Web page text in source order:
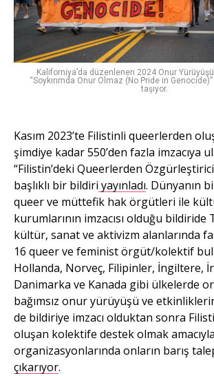
Kaliforniya’da düzenlenen 2024 Onur
“Soykırımda Onur Olmaz (No Pride in
taşıyor.
Kasım 2023’te Filistinli queerlerden
şimdiye kadar 550’den fazla imzacıya
“Filistin’deki Queerlerden
başlıklı bir bildiri yayınladı. Dünyanın
queer ve müttefik hak örgütleri ile
kurumlarının imzacısı olduğu bildiride
kültür, sanat ve aktivizm alanlarında
16 queer ve feminist örgüt/kolektif
Hollanda, Norveç, Filipinler, İngiltere,
Danimarka ve Kanada gibi ülkelerde
bağımsız onur yürüyüşü ve
de bildiriye imzacı olduktan sonra
oluşan kolektife destek olmak
organizasyonlarında onların barış
çıkarıyor.